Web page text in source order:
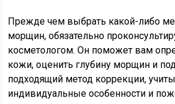
Прежде чем выбрать какой-либо
морщин, обязательно
косметологом. Он поможет вам
кожи, оценить глубину морщин и
подходящий метод коррекции,
индивидуальные особенности и